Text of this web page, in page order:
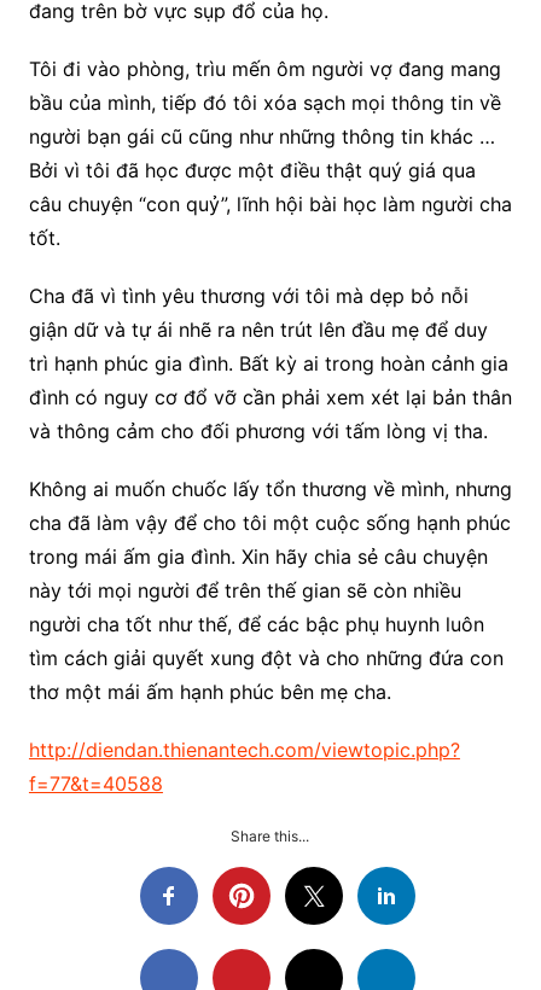
đang trên bờ vực sụp đổ của họ.
Tôi đi vào phòng, trìu mến ôm người vợ đang mang
bầu của mình, tiếp đó tôi xóa sạch mọi thông tin về
người bạn gái cũ cũng như những thông tin khác …
Bởi vì tôi đã học được một điều thật quý giá qua
câu chuyện “con quỷ”, lĩnh hội bài học làm người cha
tốt.
Cha đã vì tình yêu thương với tôi mà dẹp bỏ nỗi
giận dữ và tự ái nhẽ ra nên trút lên đầu mẹ để duy
trì hạnh phúc gia đình. Bất kỳ ai trong hoàn cảnh gia
đình có nguy cơ đổ vỡ cần phải xem xét lại bản thân
và thông cảm cho đối phương với tấm lòng vị tha.
Không ai muốn chuốc lấy tổn thương về mình, nhưng
cha đã làm vậy để cho tôi một cuộc sống hạnh phúc
trong mái ấm gia đình. Xin hãy chia sẻ câu chuyện
này tới mọi người để trên thế gian sẽ còn nhiều
người cha tốt như thế, để các bậc phụ huynh luôn
tìm cách giải quyết xung đột và cho những đứa con
thơ một mái ấm hạnh phúc bên mẹ cha.
http://diendan.thienantech.com/viewtopic.php?
f=77&t=40588
Share this...